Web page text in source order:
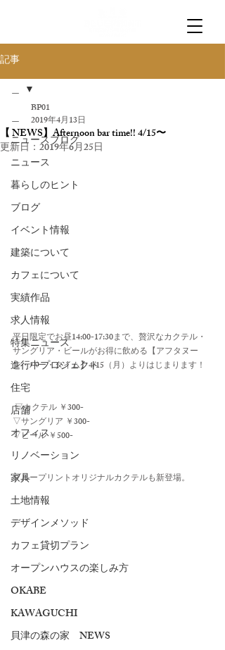
記事
＿
ニュースブログ
ニュース
暮らしのヒント
ブログ
イベント情報
建築について
カフェについて
実績作品
求人情報
特集ニュース
進行中プロジェクト
住宅
店舗
オフィス
リノベーション
家具
土地情報
デザインメソッド
カフェ貸切プラン
オープンハウスの楽しみ方
OKABE
KAWAGUCHI
貝津の森の家 NEWS
＿
【 NEWS】Afternoon bar time!! 4/15〜
BP01
2019年4月13日
更新日： 2019年6月25日
平日限定でお昼14:00-17:30まで、贅沢なカクテル・
サングリア・ビールがお得に飲める【アフタヌー
ン・バー・タイム】4/15（月）よりはじまります！
▽カクテル ￥300-
▽サングリア ￥300-
▽ビール ￥500-
ブループリントオリジナルカクテルも新登場。